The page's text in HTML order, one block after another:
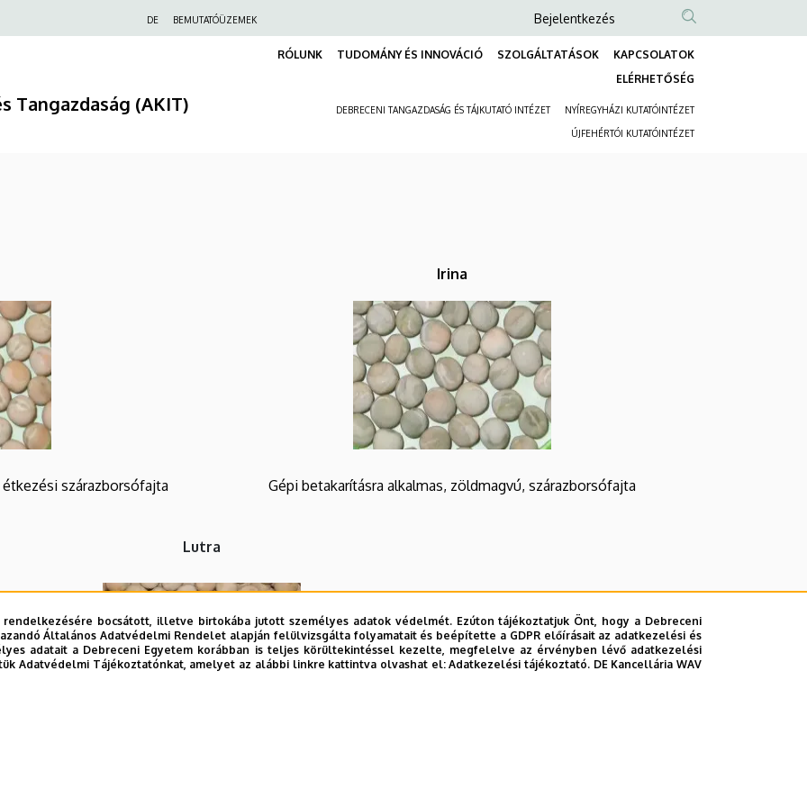
DE BEMUTATÓÜZEMEK
Anonim
Felhasználói
Bejelentkezés
Tangazdaság (AKIT)
RÓLUNK TUDOMÁNY ÉS INNOVÁCIÓ SZOLGÁLTATÁSOK
KAPCSOLATOK
ELÉRHETŐSÉG
DEBRECENI TANGAZDASÁG ÉS TÁJKUTATÓ INTÉZET NYÍREGYHÁZI KUTATÓINTÉZET
ÚJFEHÉRTÓI KUTATÓINTÉZET
Irina
étkezési szárazborsófajta Gépi betakarításra alkalmas, zöldmagvú, szárazborsófajta
Lutra
bocsátott, illetve birtokába jutott személyes adatok védelmét. Ezúton tájékoztatjuk Önt, hogy a Debreceni
Általános Adatvédelmi Rendelet alapján felülvizsgálta folyamatait és beépítette a GDPR előírásait az adatkezelési és
adatait a Debreceni Egyetem korábban is teljes körültekintéssel kezelte, megfelelve az érvényben lévő adatkezelési
Adatvédelmi Tájékoztatónkat, amelyet az alábbi linkre kattintva olvashat el:Adatkezelési tájékoztató. DE Kancellária WAV